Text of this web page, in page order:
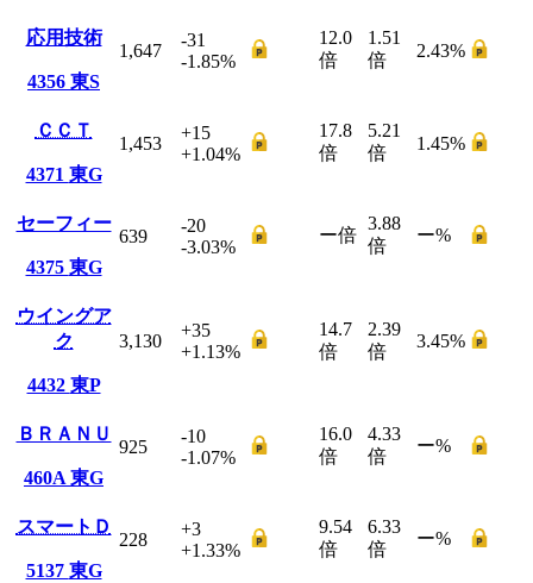
応用技術
4356 東S
1,647
-31
-1.85%
12.0
倍
1.51
倍
2.43%
ＣＣＴ
4371 東G
1,453
+15
+1.04%
17.8
倍
5.21
倍
1.45%
セーフィー
4375 東G
639
-20
-3.03%
ー倍
3.88
倍
ー%
ウイングア
ク
4432 東P
3,130
+35
+1.13%
14.7
倍
2.39
倍
3.45%
ＢＲＡＮＵ
460A 東G
925
-10
-1.07%
16.0
倍
4.33
倍
ー%
スマートＤ
5137 東G
228
+3
+1.33%
9.54
倍
6.33
倍
ー%